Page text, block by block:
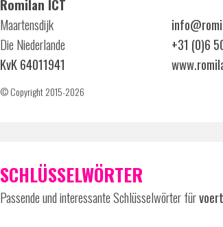
Romilan ICT
Maartensdijk
Die Niederlande
KvK 64011941
+31 (0)6
© Copyright 2015-2026
SCHLÜSSELWÖRTER
Passende und interessante Schlüsselwörter für